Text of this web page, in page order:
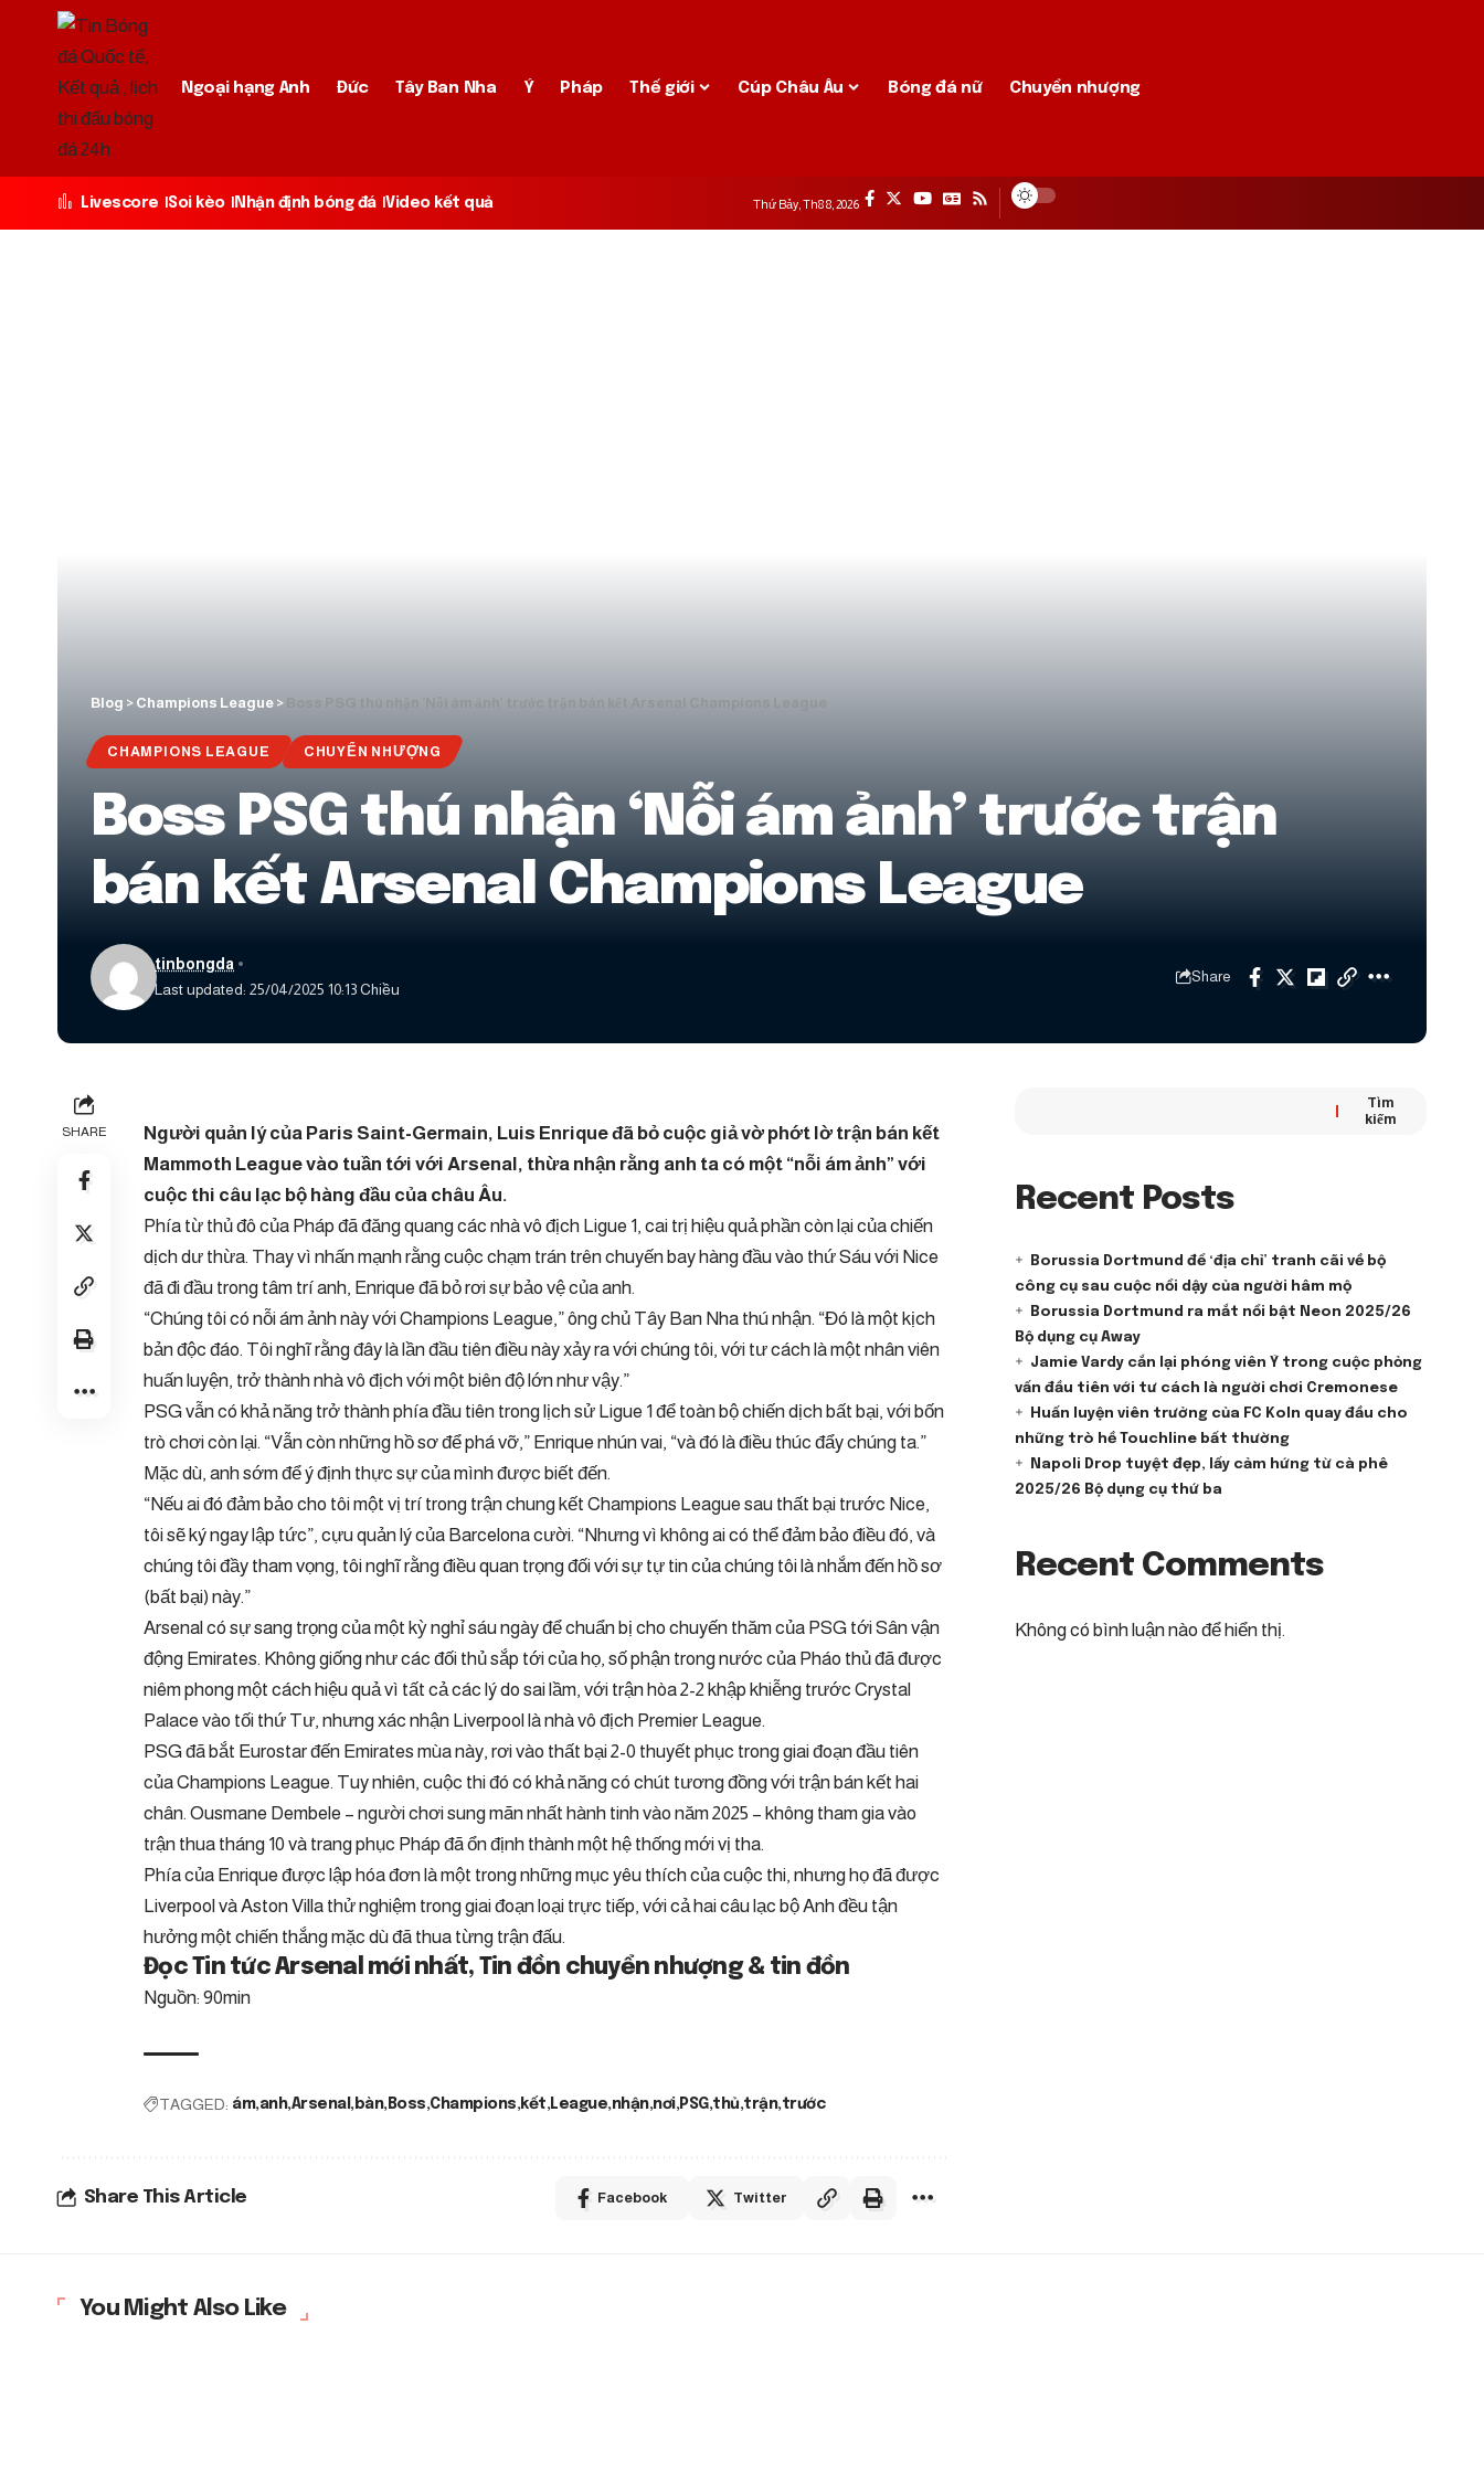
Ngoại hạng Anh Đức Tây Ban Nha Ý Pháp Thế giới Cúp Châu Âu Bóng đá nữ Chuyển nhượng
Livescore Soi kèo Nhận định bóng đá Video kết quả Thứ Bảy, Th8 8, 2026
Blog > Champions League >
CHAMPIONS LEAGUE CHUYỂN NHƯỢNG
Boss PSG thú nhận ‘Nỗi ám ảnh’ trước trận
bán kết Arsenal Champions League
Last updated: 25/04/2025 10:13 Chiều
tinbongda
Share
SHARE
Người quản lý của Paris Saint-Germain, Luis Enrique đã bỏ cuộc giả vờ phớt lờ trận bán kết
Mammoth League vào tuần tới với Arsenal, thừa nhận rằng anh ta có một “nỗi ám ảnh” với
cuộc thi câu lạc bộ hàng đầu của châu Âu.
Phía từ thủ đô của Pháp đã đăng quang các nhà vô địch Ligue 1, cai trị hiệu quả phần còn lại của chiến
dịch dư thừa. Thay vì nhấn mạnh rằng cuộc chạm trán trên chuyến bay hàng đầu vào thứ Sáu với Nice
đã đi đầu trong tâm trí anh, Enrique đã bỏ rơi sự bảo vệ của anh.
“Chúng tôi có nỗi ám ảnh này với Champions League,” ông chủ Tây Ban Nha thú nhận. “Đó là một kịch
bản độc đáo. Tôi nghĩ rằng đây là lần đầu tiên điều này xảy ra với chúng tôi, với tư cách là một nhân viên
huấn luyện, trở thành nhà vô địch với một biên độ lớn như vậy.”
PSG vẫn có khả năng trở thành phía đầu tiên trong lịch sử Ligue 1 để toàn bộ chiến dịch bất bại, với bốn
trò chơi còn lại. “Vẫn còn những hồ sơ để phá vỡ,” Enrique nhún vai, “và đó là điều thúc đẩy chúng ta.”
Mặc dù, anh sớm để ý định thực sự của mình được biết đến.
“Nếu ai đó đảm bảo cho tôi một vị trí trong trận chung kết Champions League sau thất bại trước Nice,
tôi sẽ ký ngay lập tức”, cựu quản lý của Barcelona cười. “Nhưng vì không ai có thể đảm bảo điều đó, và
chúng tôi đầy tham vọng, tôi nghĩ rằng điều quan trọng đối với sự tự tin của chúng tôi là nhắm đến hồ sơ
(bất bại) này.”
Arsenal có sự sang trọng của một kỳ nghỉ sáu ngày để chuẩn bị cho chuyến thăm của PSG tới Sân vận
động Emirates. Không giống như các đối thủ sắp tới của họ, số phận trong nước của Pháo thủ đã được
niêm phong một cách hiệu quả vì tất cả các lý do sai lầm, với trận hòa 2-2 khập khiễng trước Crystal
Palace vào tối thứ Tư, nhưng xác nhận Liverpool là nhà vô địch Premier League.
PSG đã bắt Eurostar đến Emirates mùa này, rơi vào thất bại 2-0 thuyết phục trong giai đoạn đầu tiên
của Champions League. Tuy nhiên, cuộc thi đó có khả năng có chút tương đồng với trận bán kết hai
chân. Ousmane Dembele – người chơi sung mãn nhất hành tinh vào năm 2025 – không tham gia vào
trận thua tháng 10 và trang phục Pháp đã ổn định thành một hệ thống mới vị tha.
Phía của Enrique được lập hóa đơn là một trong những mục yêu thích của cuộc thi, nhưng họ đã được
Liverpool và Aston Villa thử nghiệm trong giai đoạn loại trực tiếp, với cả hai câu lạc bộ Anh đều tận
hưởng một chiến thắng mặc dù đã thua từng trận đấu.
Đọc Tin tức Arsenal mới nhất, Tin đồn chuyển nhượng & tin đồn
Nguồn: 90min
TAGGED: ám anh Arsenal bàn Boss Champions kết League nhận nơi PSG thủ trận trước
Share This Article Facebook Twitter
Tìm
kiếm
Recent Posts
Borussia Dortmund để ‘địa chỉ’ tranh cãi về bộ
công cụ sau cuộc nổi dậy của người hâm mộ
Borussia Dortmund ra mắt nổi bật Neon 2025/26
Bộ dụng cụ Away
Jamie Vardy cắn lại phóng viên Ý trong cuộc phỏng
vấn đầu tiên với tư cách là người chơi Cremonese
Huấn luyện viên trưởng của FC Koln quay đầu cho
những trò hề Touchline bất thường
Napoli Drop tuyệt đẹp, lấy cảm hứng từ cà phê
2025/26 Bộ dụng cụ thứ ba
Recent Comments
Không có bình luận nào để hiển thị.
You Might Also Like